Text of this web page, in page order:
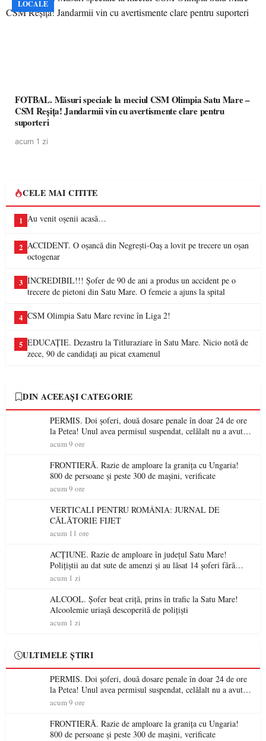
LOCALE
FOTBAL. Măsuri speciale la meciul CSM Olimpia Satu Mare –
CSM Reșița! Jandarmii vin cu avertismente clare pentru
suporteri
acum 1 zi
CELE MAI CITITE
1 Au venit oșenii acasă…
2 ACCIDENT. O oșancă din Negrești-Oaș a lovit pe trecere un oșan
octogenar
3 INCREDIBIL!!! Șofer de 90 de ani a produs un accident pe o
trecere de pietoni din Satu Mare. O femeie a ajuns la spital
4 CSM Olimpia Satu Mare revine în Liga 2!
5 EDUCAȚIE. Dezastru la Titluraziare în Satu Mare. Nicio notă de
zece, 90 de candidați au picat examenul
DIN ACEEAȘI CATEGORIE
PERMIS. Doi șoferi, două dosare penale în doar 24 de ore
la Petea! Unul avea permisul suspendat, celălalt nu a avut
niciodată permis
acum 9 ore
FRONTIERĂ. Razie de amploare la granița cu Ungaria!
800 de persoane și peste 300 de mașini, verificate
acum 9 ore
VERTICALI PENTRU ROMÂNIA: JURNAL DE
CĂLĂTORIE FIJET
acum 11 ore
ACȚIUNE. Razie de amploare în județul Satu Mare!
Polițiștii au dat sute de amenzi și au lăsat 14 șoferi fără
permis într-o singură zi
acum 1 zi
ALCOOL. Șofer beat criță, prins în trafic la Satu Mare!
Alcoolemie uriașă descoperită de polițiști
acum 1 zi
ULTIMELE ȘTIRI
PERMIS. Doi șoferi, două dosare penale în doar 24 de ore
la Petea! Unul avea permisul suspendat, celălalt nu a avut
niciodată permis
acum 9 ore
FRONTIERĂ. Razie de amploare la granița cu Ungaria!
800 de persoane și peste 300 de mașini, verificate